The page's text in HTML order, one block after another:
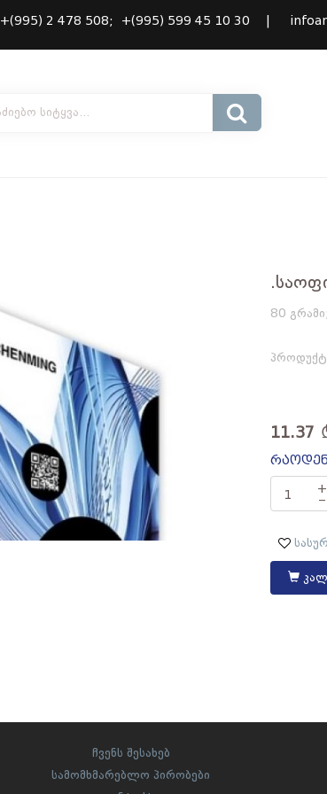
+(995) 2 478 508; +(995) 599 45 10 30 |
80
11.37
+
‒
ჩვენს შესახებ
სამომხმარებლო პირობები